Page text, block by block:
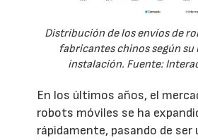
Distribución de los envíos de
fabricantes chinos según su
instalación. Fuente:
En los últimos años, el
robots móviles se ha
rápidamente, pasando de